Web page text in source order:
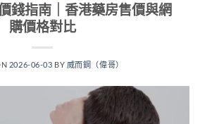
錢指南｜香港藥房售價與網
購價格對比
2026-06-03 BY 威而鋼（偉哥）